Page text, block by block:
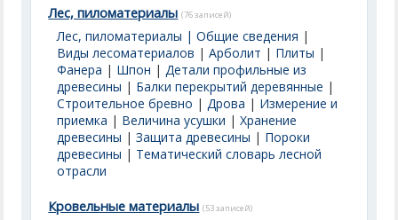
Лес, пиломатериалы (76 записей)
Лес, пиломатериалы | Общие сведения |
Виды лесоматериалов |Арболит | Плиты |
Фанера | Шпон |Детали профильные из
древесины | Балки перекрытий деревянные |
Строительное бревно |Дрова | Измерение и
приемка | Величина усушки |Хранение
древесины |Защита древесины | Пороки
древесины | Тематический словарь лесной
отрасли
Кровельные материалы (53 записей)